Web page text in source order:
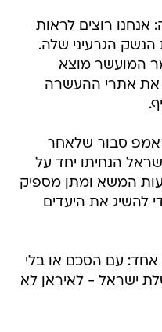
אנחנו רוצים לראות
הנשק הגרעיני שלה.
המועשר מוצא
את אתרי ההעשרה
סבור שלאחר
הנחיתו יחד על
המשא ומתן מספיק
להשיג את היעדים
אחד: עם הסכם או בלי
ישראל - לאיראן לא